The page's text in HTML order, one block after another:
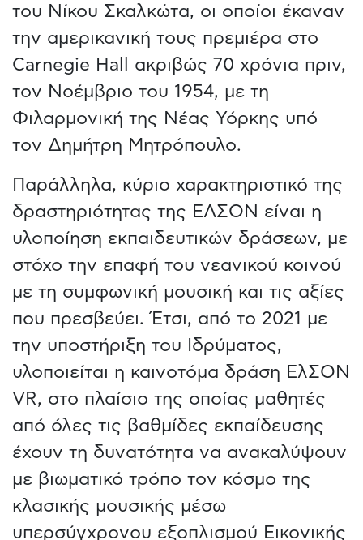
του Νίκου Σκαλκώτα, οι οποίοι έκαναν
την αμερικανική τους πρεμιέρα στο
Carnegie Hall ακριβώς 70 χρόνια πριν,
τον Νοέμβριο του 1954, με τη
Φιλαρμονική της Νέας Υόρκης υπό
τον Δημήτρη Μητρόπουλο.
Παράλληλα, κύριο χαρακτηριστικό της
δραστηριότητας της ΕΛΣΟΝ είναι η
υλοποίηση εκπαιδευτικών δράσεων, με
στόχο την επαφή του νεανικού κοινού
με τη συμφωνική μουσική και τις αξίες
που πρεσβεύει. Έτσι, από το 2021 με
την υποστήριξη του Ιδρύματος,
υλοποιείται η καινοτόμα δράση ΕλΣΟΝ
VR, στο πλαίσιο της οποίας μαθητές
από όλες τις βαθμίδες εκπαίδευσης
έχουν τη δυνατότητα να ανακαλύψουν
με βιωματικό τρόπο τον κόσμο της
κλασικής μουσικής μέσω
υπερσύγχρονου εξοπλισμού Εικονικής